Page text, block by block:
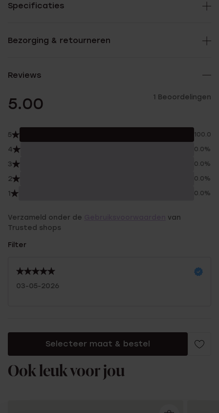
Specificaties
Bezorging & retourneren
Reviews
5.00 1 Beoordelingen
5 100.0%
4 0.0%
3 0.0%
2 0.0%
1 0.0%
Verzameld onder de
van
Trusted shops
Filter
03-05-2026
Selecteer maat & bestel
Ook leuk voor jou